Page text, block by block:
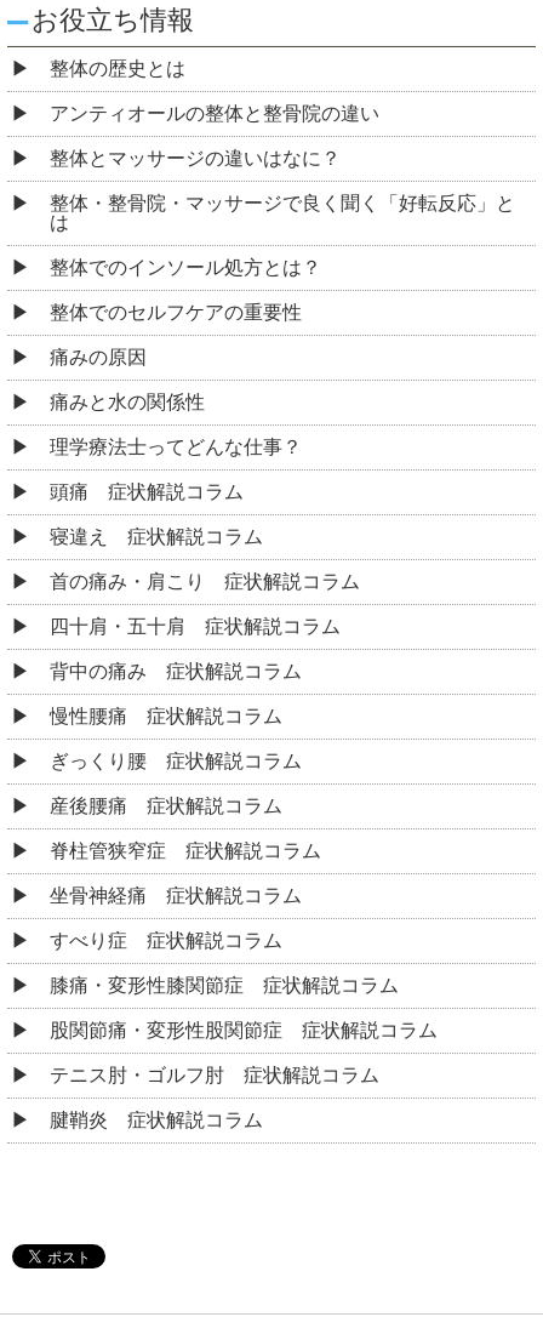
お役立ち情報
整体の歴史とは
アンティオールの整体と整骨院の違い
整体とマッサージの違いはなに？
整体・整骨院・マッサージで良く聞く「好転反応」と
は
整体でのインソール処方とは？
整体でのセルフケアの重要性
痛みの原因
痛みと水の関係性
理学療法士ってどんな仕事？
頭痛 症状解説コラム
寝違え 症状解説コラム
首の痛み・肩こり 症状解説コラム
四十肩・五十肩 症状解説コラム
背中の痛み 症状解説コラム
慢性腰痛 症状解説コラム
ぎっくり腰 症状解説コラム
産後腰痛 症状解説コラム
脊柱管狭窄症 症状解説コラム
坐骨神経痛 症状解説コラム
すべり症 症状解説コラム
膝痛・変形性膝関節症 症状解説コラム
股関節痛・変形性股関節症 症状解説コラム
テニス肘・ゴルフ肘 症状解説コラム
腱鞘炎 症状解説コラム